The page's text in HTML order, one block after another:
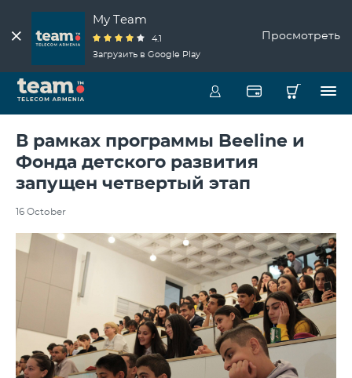
My Team
4.1
Загрузить в Google Play
Просмотреть
В рамках программы Beeline и
Фонда детского развития
запущен четвертый этап
16 October